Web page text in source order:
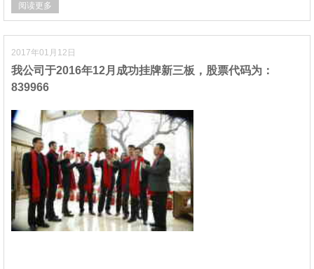
阅读更多
2017年01月12日
我公司于2016年12月成功挂牌新三板，股票代码为：
839966